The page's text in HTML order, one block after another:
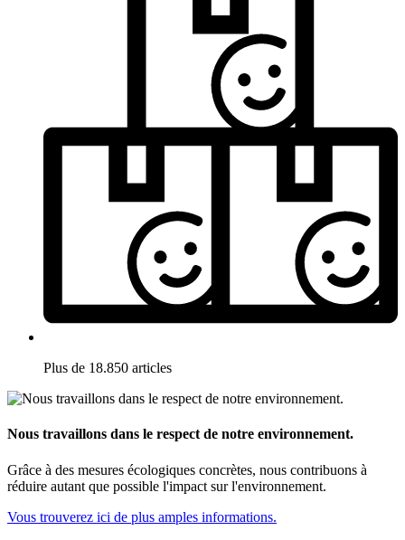
Plus de 18.850 articles
Nous travaillons dans le respect de notre environnement.
Grâce à des mesures écologiques concrètes, nous contribuons à
réduire autant que possible l'impact sur l'environnement.
Vous trouverez ici de plus amples informations.